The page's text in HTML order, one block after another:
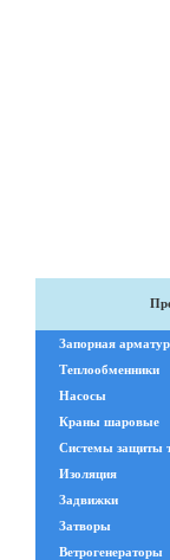
Запорная
Теплообменники
Насосы
Краны шаровые
Системы защиты
Изоляция
Задвижки
Затворы
Ветрогенераторы